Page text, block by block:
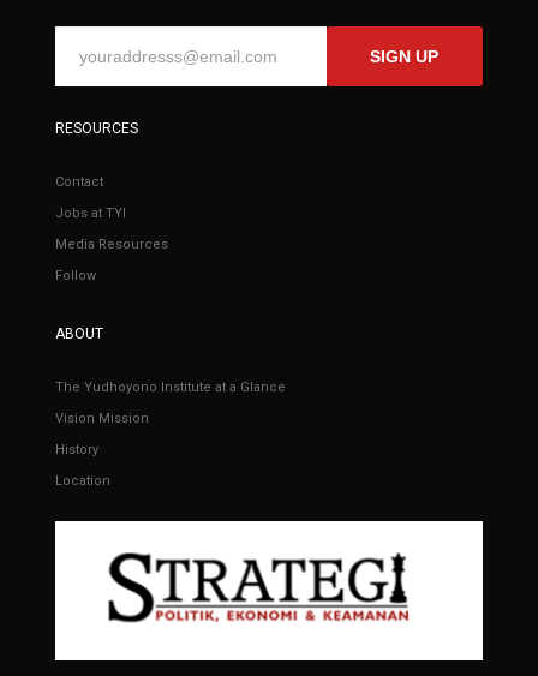
SIGN UP
RESOURCES
Contact
Jobs at TYI
Media Resources
Follow
ABOUT
The Yudhoyono Institute at a Glance
Vision Mission
History
Location